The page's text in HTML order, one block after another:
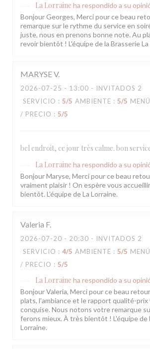
La Lorraine ha respondido a su
Bonjour Georges, Merci pour ce beau
remarque sur le rythme du service en
juste, nous en prenons bonne note. Au
revoir bientôt ! L'équipe de la Brasserie La
MARYSEV
2026-07-25 - 13:00 - INVITADOS 2
SERVICIO : 5/5 AMBIENTE : 5/5 MENÚ
/ PRECIO : 5/5
bel endroit, ce jour très calme. bon
La Lorraine ha respondido a su
Bonjour Maryse, Merci pour ce beau
vraiment plaisir ! On espère vous
bientôt. L'équipe de La Lorraine.
Valeria F
2026-07-20 - 20:30 - INVITADOS 2
SERVICIO : 4/5 AMBIENTE : 5/5 MENÚ
/ PRECIO : 5/5
La Lorraine ha respondido a su
Bonjour Valeria, Merci pour ce beau
plats, l'ambiance et le rapport qualité-prix
conquise. Nous notons votre remarque
ferons mieux. À très bientôt ! L'équipe de
Lorraine.